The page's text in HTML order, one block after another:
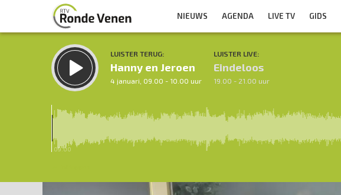
NIEUWS AGENDA LIVE TV GIDS
LUISTER TERUG:
Hanny en Jeroen
4 januari, 09.00 - 10.00 uur
LUISTER LIVE:
Eindeloos
19.00 - 21.00 uur
09.00